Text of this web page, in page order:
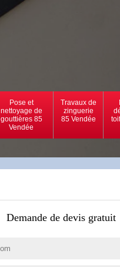
Pose et
nettoyage de
gouttières 85
Vendée
Travaux de
zinguerie
85 Vendée
Demande de devis gratuit